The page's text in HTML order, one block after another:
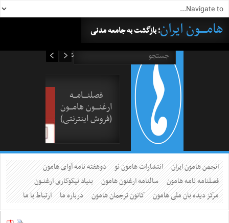
هامــــون ایران؛ بازگشت به جامعه مدنی
فصلنــــامـــه
ارغنــــون هامـــون
(فروش اینترنتی)
انجمن هامون ایران انتشارات هامون نو
دوهفته نامه آوای هامون
فصلنامه نامه هامون
سالنامه ارغنون هامون
بنیاد نیکوکاری ارغنــون
مرکز دیده بان ملی هامون
کانون ترجمان هامون درباره ما ارتباط با ما